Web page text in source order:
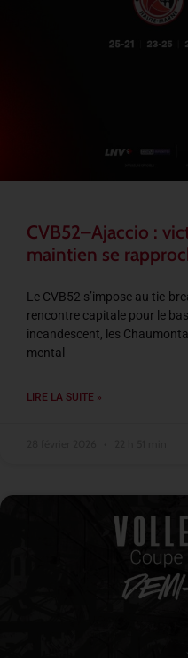
CVB52–Ajaccio :
maintien se
Le CVB52 s’impose au tie-
rencontre capitale pour le
incandescent, les
mental
LIRE LA SUITE »